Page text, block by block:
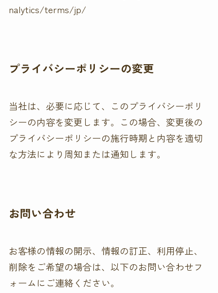
nalytics/terms/jp/
プライバシーポリシーの変更
当社は、必要に応じて、このプライバシーポリ
シーの内容を変更します。この場合、変更後の
プライバシーポリシーの施行時期と内容を適切
な方法により周知または通知します。
お問い合わせ
お客様の情報の開示、情報の訂正、利用停止、
削除をご希望の場合は、以下のお問い合わせフ
ォームにご連絡ください。